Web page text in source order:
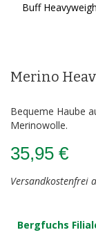
Buff
der
Merino
Bequeme Haube
Merinowolle.
35,95 €
Versandkostenfrei
Bergfuchs